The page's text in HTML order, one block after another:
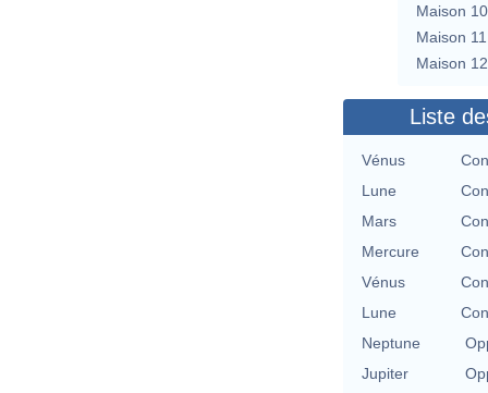
Maison 10
Maison 11
Maison 12
Liste
Vénus
Lune
Mars
Mercure
Vénus
Lune
Neptune
Jupiter